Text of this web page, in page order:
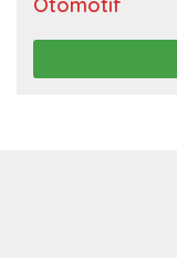
Otomotif